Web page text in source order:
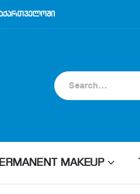
MAKEUP